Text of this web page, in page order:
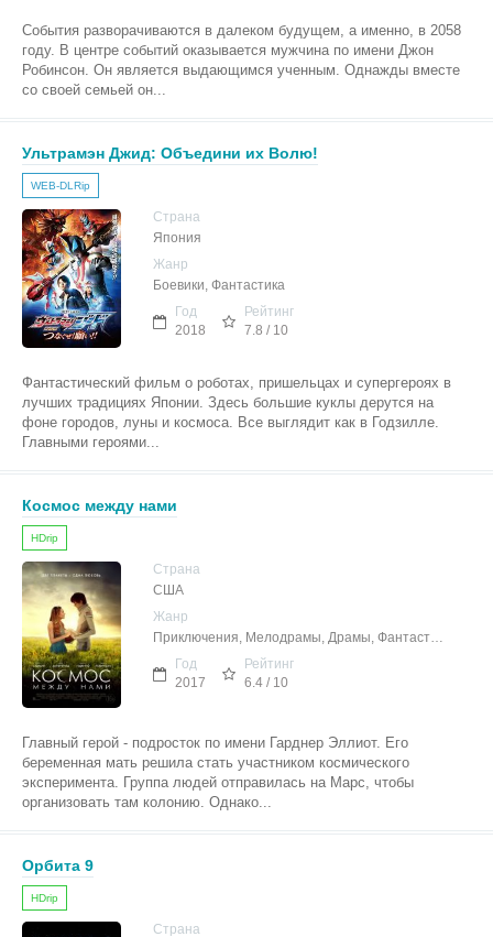
События разворачиваются в далеком будущем, а именно, в 2058
году. В центре событий оказывается мужчина по имени Джон
Робинсон. Он является выдающимся ученным. Однажды вместе
со своей семьей он...
Ультрамэн Джид: Объедини их Волю!
WEB-DLRip
Страна
Япония
Жанр
Боевики, Фантастика
Год
2018
Рейтинг
7.8 / 10
Фантастический фильм о роботах, пришельцах и супергероях в
лучших традициях Японии. Здесь большие куклы дерутся на
фоне городов, луны и космоса. Все выглядит как в Годзилле.
Главными героями...
Космос между нами
HDrip
Страна
США
Жанр
Приключения, Мелодрамы, Драмы, Фантастика
Год
2017
Рейтинг
6.4 / 10
Главный герой - подросток по имени Гарднер Эллиот. Его
беременная мать решила стать участником космического
эксперимента. Группа людей отправилась на Марс, чтобы
организовать там колонию. Однако...
Орбита 9
HDrip
Страна